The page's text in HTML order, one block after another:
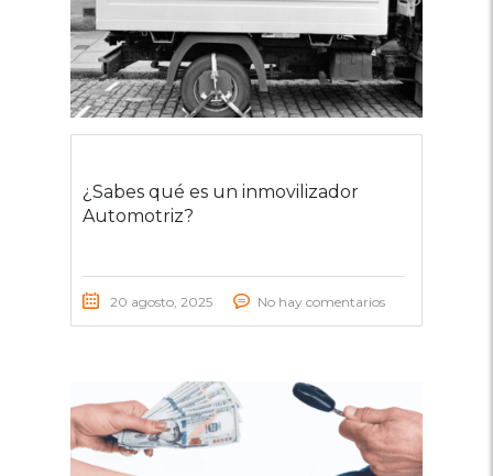
¿Sabes qué es un inmovilizador
Automotriz?
20 agosto, 2025 No hay comentarios